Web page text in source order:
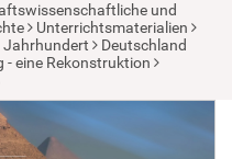
und
Unterrichtsmaterialien
Jahrhundert
Deutschland
- eine Rekonstruktion